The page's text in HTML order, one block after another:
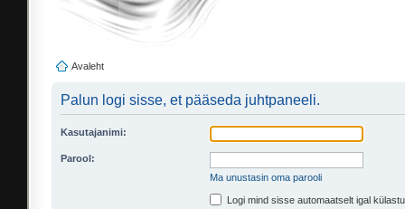
Avaleht
Palun logi sisse, et pääseda juhtpaneeli.
Kasutajanimi:
Parool:
Ma unustasin oma parooli
Logi mind sisse automaatselt igal